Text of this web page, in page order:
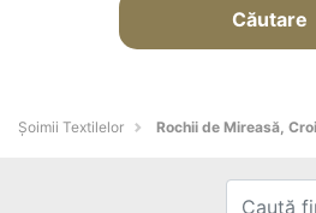
Căutare
Șoimii Textilelor Rochii de Mireasă,